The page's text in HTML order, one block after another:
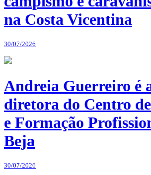
na Costa Vicentina
30/07/2026
Andreia Guerreiro é
diretora do Centro
e Formação
Beja
30/07/2026